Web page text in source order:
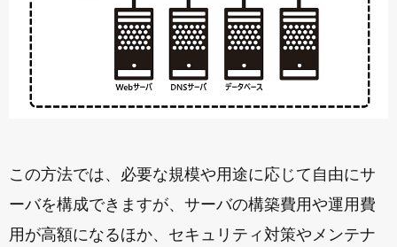
この方法では、必要な規模や用途に応じて自由にサ
ーバを構成できますが、サーバの構築費用や運用費
用が高額になるほか、セキュリティ対策やメンテナ